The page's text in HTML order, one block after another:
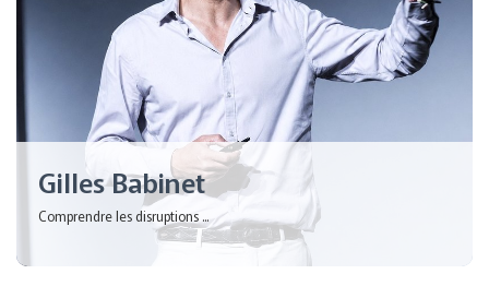
Gilles Babinet
Comprendre les disruptions ...